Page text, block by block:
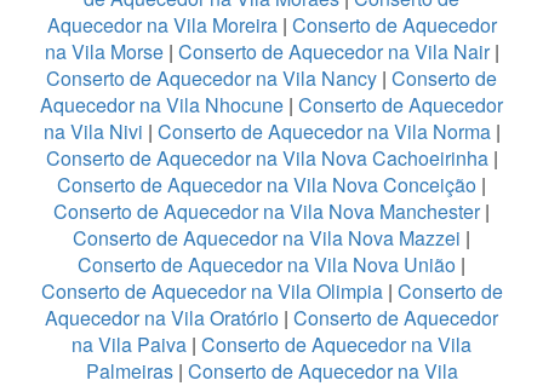
Aquecedor na Vila Moreira| Conserto de Aquecedor
na Vila Morse| Conserto de Aquecedor na Vila Nair|
Conserto de Aquecedor na Vila Nancy | Conserto de
Aquecedor na Vila Nhocune | Conserto de Aquecedor
na Vila Nivi | Conserto de Aquecedor na Vila Norma|
Conserto de Aquecedor na Vila Nova Cachoeirinha|
Conserto de Aquecedor na Vila Nova Conceição |
Conserto de Aquecedor na Vila Nova Manchester|
Conserto de Aquecedor na Vila Nova Mazzei |
Conserto de Aquecedor na Vila Nova União |
Conserto de Aquecedor na Vila Olimpia| Conserto de
Aquecedor na Vila Oratório | Conserto de Aquecedor
na Vila Paiva | Conserto de Aquecedor na Vila
Palmeiras| Conserto de Aquecedor na Vila